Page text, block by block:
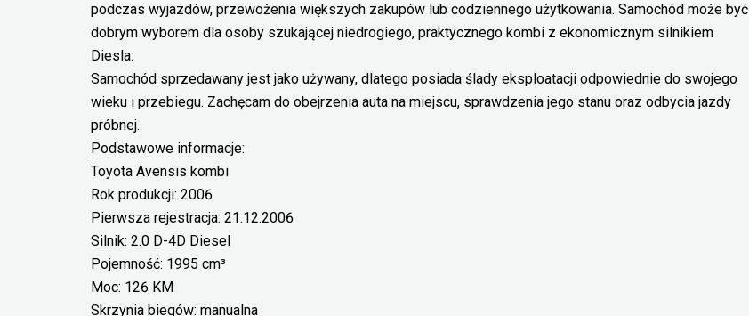
podczas wyjazdów, przewożenia większych zakupów lub codziennego użytkowania. Samochód może być
dobrym wyborem dla osoby szukającej niedrogiego, praktycznego kombi z ekonomicznym silnikiem
Diesla.
Samochód sprzedawany jest jako używany, dlatego posiada ślady eksploatacji odpowiednie do swojego
wieku i przebiegu. Zachęcam do obejrzenia auta na miejscu, sprawdzenia jego stanu oraz odbycia jazdy
próbnej.
Podstawowe informacje:
Toyota Avensis kombi
Rok produkcji: 2006
Pierwsza rejestracja: 21.12.2006
Silnik: 2.0 D-4D Diesel
Pojemność: 1995 cm³
Moc: 126 KM
Skrzynia biegów: manualna